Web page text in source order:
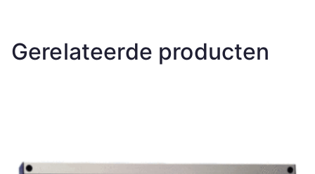
Gerelateerde producten